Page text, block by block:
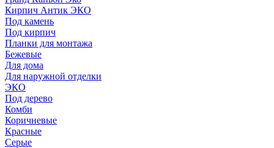
Кирпич Антик ЭКО
Под камень
Под кирпич
Планки для монтажа
Бежевые
Для дома
Для наружной отделки
ЭКO
Под дерево
Комби
Коричневые
Красные
Серые